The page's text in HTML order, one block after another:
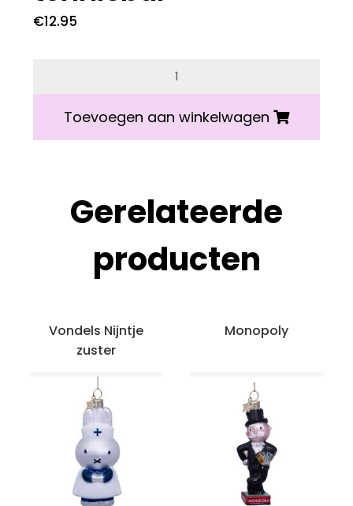
€12.95
Vondels pink tennisbal aantal
Toevoegen aan winkelwagen
Gerelateerde
producten
Vondels Nijntje
zuster
Monopoly